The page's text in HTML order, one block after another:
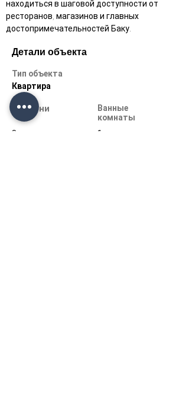
находиться в шаговой доступности от
ресторанов, магазинов и главных
достопримечательностей Баку.
Детали объекта
Тип объекта
Квартира
Спальни
3
Ванные
комнаты
1